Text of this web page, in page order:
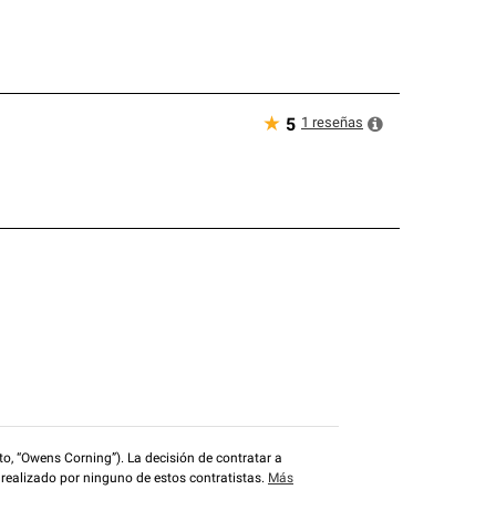
★ 5 1 reseñas
“Owens Corning”). La decisión de contratar a
por ninguno de estos contratistas. Más